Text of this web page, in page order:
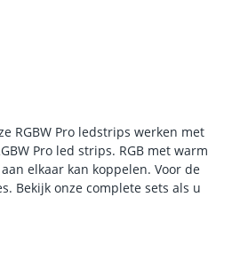
RGBW Pro ledstrips werken met
Pro led strips. RGB met warm
elkaar kan koppelen. Voor de
Bekijk onze complete sets als u